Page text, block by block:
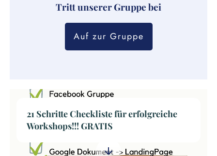
Tritt unserer Gruppe bei
Auf zur Gruppe
21 Schritte Checkliste für erfolgreiche
Workshops!!! GRATIS